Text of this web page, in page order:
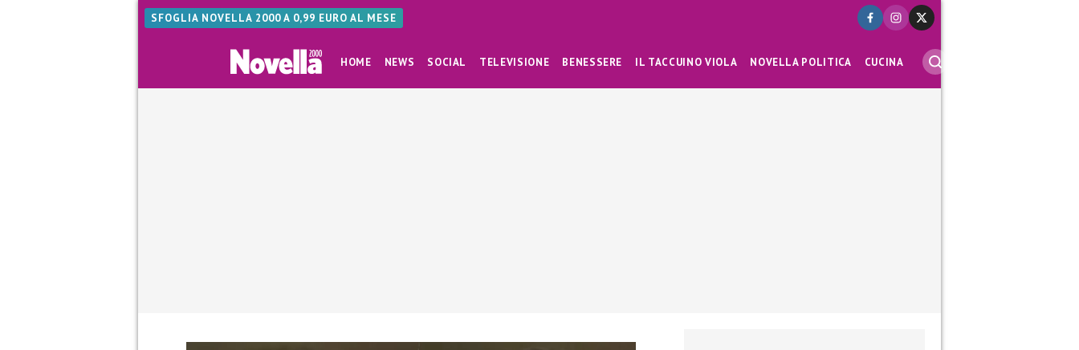
SFOGLIA NOVELLA 2000 A 0,99 EURO AL MESE
HOME NEWS SOCIAL TELEVISIONE BENESSERE IL TACCUINO VIOLA NOVELLA POLITICA CUCINA